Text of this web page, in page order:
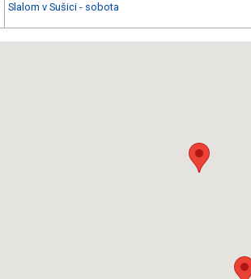
Slalom v Sušici - sobota